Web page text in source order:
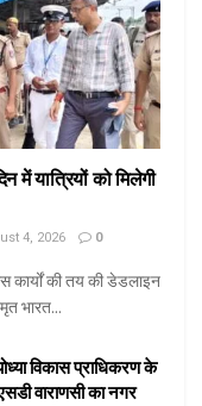
में यात्रियों को मिलेगी
4, 2026 0
कार्यों की तय की डेडलाइन
भारत...
विकास प्राधिकरण के
वाराणसी का नगर